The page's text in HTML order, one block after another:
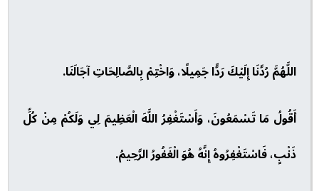
اللَّهُمَّ رُدَّنَا إِلَيْكَ رَدًّا جَمِيلًا، وَاخْتِمْ بِالصَّالِحَاتِ آجَالَنَا.
أَقُولُ مَا تَسْمَعُونَ، وَأَسْتَغْفِرُ اللَّهَ الْعَظِيمَ لِي وَلَكُمْ مِنْ كُلِّ
ذَنْبٍ، فَاسْتَغْفِرُوهُ إِنَّهُ هُوَ الْغَفُورُ الرَّحِيمُ.